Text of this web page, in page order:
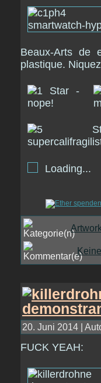
Beaux-Arts de
plastique.
Loading...
20. Juni 2014 |
FUCK YEAH: